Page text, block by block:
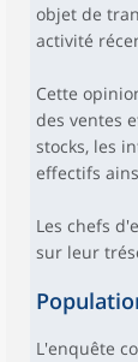
objet de
activité
Cette
des ventes
stocks, les
effectifs
Les chefs
sur leur
L'enquête